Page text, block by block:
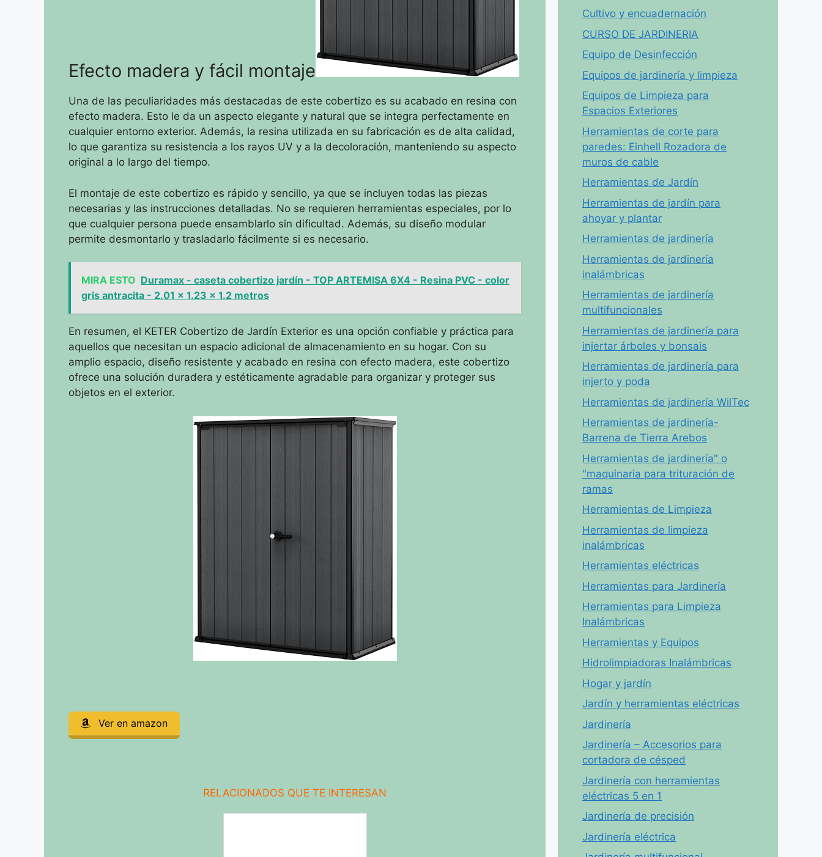
Efecto madera y fácil montaje
Una de las peculiaridades más destacadas de este cobertizo es su acabado en resina con
efecto madera. Esto le da un aspecto elegante y natural que se integra perfectamente en
cualquier entorno exterior. Además, la resina utilizada en su fabricación es de alta calidad,
lo que garantiza su resistencia a los rayos UV y a la decoloración, manteniendo su aspecto
original a lo largo del tiempo.
El montaje de este cobertizo es rápido y sencillo, ya que se incluyen todas las piezas
necesarias y las instrucciones detalladas. No se requieren herramientas especiales, por lo
que cualquier persona puede ensamblarlo sin dificultad. Además, su diseño modular
permite desmontarlo y trasladarlo fácilmente si es necesario.
MIRA ESTO Duramax - caseta cobertizo jardín - TOP ARTEMISA 6X4 - Resina PVC - color
gris antracita - 2.01 x 1.23 x 1.2 metros
En resumen, el KETER Cobertizo de Jardín Exterior es una opción confiable y práctica para
aquellos que necesitan un espacio adicional de almacenamiento en su hogar. Con su
amplio espacio, diseño resistente y acabado en resina con efecto madera, este cobertizo
ofrece una solución duradera y estéticamente agradable para organizar y proteger sus
objetos en el exterior.
Ver en amazon
RELACIONADOS QUE TE INTERESAN
Cultivo y encuadernación
CURSO DE JARDINERIA
Equipo de Desinfección
Equipos de jardinería y limpieza
Equipos de Limpieza para
Espacios Exteriores
Herramientas de corte para
paredes: Einhell Rozadora de
muros de cable
Herramientas de Jardín
Herramientas de jardín para
ahoyar y plantar
Herramientas de jardinería
Herramientas de jardinería
inalámbricas
Herramientas de jardinería
multifuncionales
Herramientas de jardinería para
injertar árboles y bonsais
Herramientas de jardinería para
injerto y poda
Herramientas de jardinería WilTec
Herramientas de jardinería-
Barrena de Tierra Arebos
Herramientas de jardinería" o
"maquinaria para trituración de
ramas
Herramientas de Limpieza
Herramientas de limpieza
inalámbricas
Herramientas eléctricas
Herramientas para Jardinería
Herramientas para Limpieza
Inalámbricas
Herramientas y Equipos
Hidrolimpiadoras Inalámbricas
Hogar y jardín
Jardín y herramientas eléctricas
Jardinería
Jardinería – Accesorios para
cortadora de césped
Jardinería con herramientas
eléctricas 5 en 1
Jardinería de precisión
Jardinería eléctrica